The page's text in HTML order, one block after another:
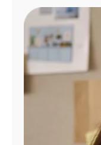
Administrar
cuenta
Encuentra
tienda